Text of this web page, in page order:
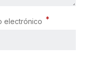
electrónico *